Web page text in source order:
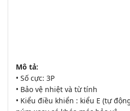
Mô tả:
• Số cực: 3P
• Bảo vệ nhiệt và từ tính
• Kiểu điều khiển : kiểu E (tự